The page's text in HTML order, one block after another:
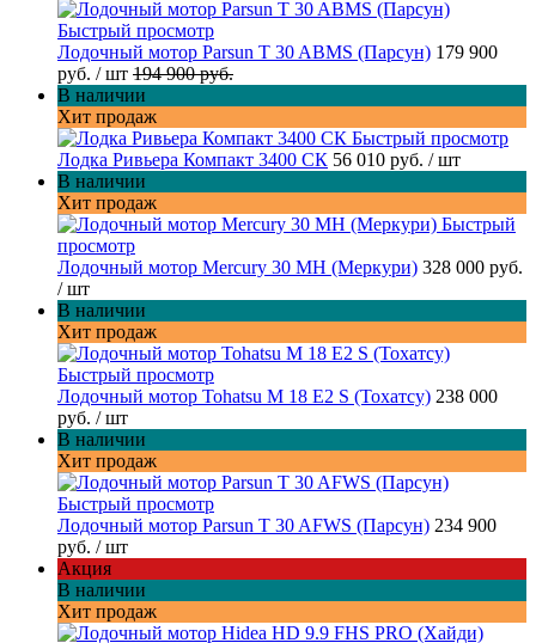
Быстрый просмотр
Лодочный мотор Parsun T 30 ABMS (Парсун) 179 900
руб. / шт 194 900 руб.
В наличии
Хит продаж
Быстрый просмотр
Лодка Ривьера Компакт 3400 СК 56 010 руб. / шт
В наличии
Хит продаж
Быстрый
просмотр
Лодочный мотор Mercury 30 MH (Меркури) 328 000 руб.
/ шт
В наличии
Хит продаж
Быстрый просмотр
Лодочный мотор Tohatsu M 18 E2 S (Тохатсу) 238 000
руб. / шт
В наличии
Хит продаж
Быстрый просмотр
Лодочный мотор Parsun T 30 AFWS (Парсун) 234 900
руб. / шт
Акция
В наличии
Хит продаж